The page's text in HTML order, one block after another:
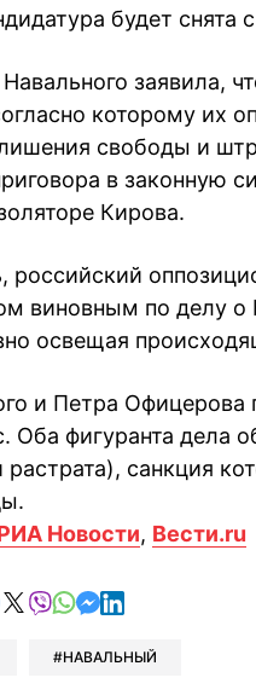
будет
заявила,
которому их
свободы и
в законную
Кирова.
российский
виновным по делу о
освещая
и Петра
Оба фигуранта дела
санкция
Новости, Вести.ru
в Telegram
поделиться в Facebook
поделиться в X
отправить в Viber
отправить в
отправить в
отправить в
НАВАЛЬНЫЙ